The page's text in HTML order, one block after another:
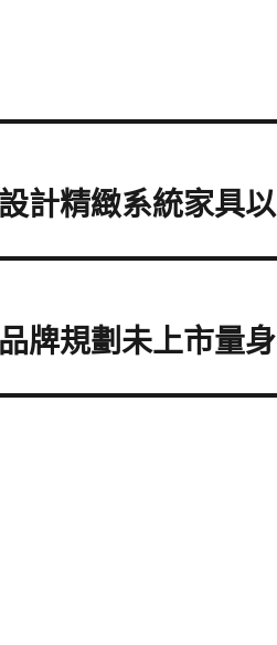
計精緻系統家具
牌規劃未上市量